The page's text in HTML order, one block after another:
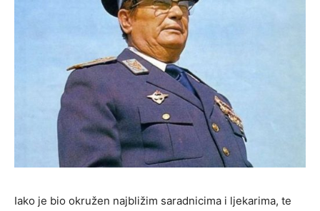
Iako je bio okružen najbližim saradnicima i ljekarima, te